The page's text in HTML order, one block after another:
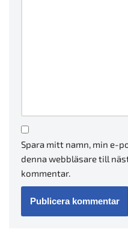
Spara mitt namn, min e-
denna webbläsare till
kommentar.